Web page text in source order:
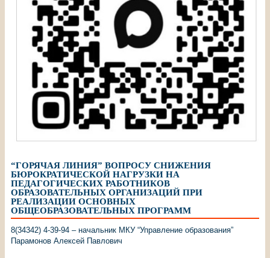
“ГОРЯЧАЯ ЛИНИЯ” ВОПРОСУ СНИЖЕНИЯ
БЮРОКРАТИЧЕСКОЙ НАГРУЗКИ НА
ПЕДАГОГИЧЕСКИХ РАБОТНИКОВ
ОБРАЗОВАТЕЛЬНЫХ ОРГАНИЗАЦИЙ ПРИ
РЕАЛИЗАЦИИ ОСНОВНЫХ
ОБЩЕОБРАЗОВАТЕЛЬНЫХ ПРОГРАММ
8(34342) 4-39-94 – начальник МКУ “Управление образования”
Парамонов Алексей Павлович